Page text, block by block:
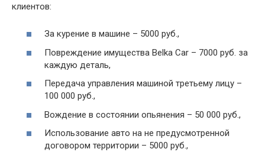
клиентов:
За курение в машине – 5000 руб.,
Повреждение имущества Belka Car – 7000 руб. за
каждую деталь,
Передача управления машиной третьему лицу –
100 000 руб.,
Вождение в состоянии опьянения – 50 000 руб.,
Использование авто на не предусмотренной
договором территории – 5000 руб.,